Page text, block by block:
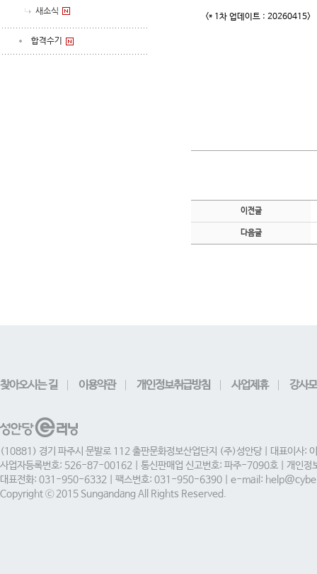
새소식
합격수기
<* 1차 업데이트 : 20260415>
이전글
다음글
찾아오시는 길 이용약관 개인정보취급방침 사업제휴 강사
(10881) 경기 파주시 문발로 112 출판문화정보산업단지 (주)성안당 | 대표이사:
사업자등록번호: 526-87-00162 | 통신판매업 신고번호: 파주-7090호 | 개인정
대표전화: 031-950-6332 | 팩스번호: 031-950-6390 | e-mail:
Copyright ⓒ 2015 Sungandang All Rights Reserved.